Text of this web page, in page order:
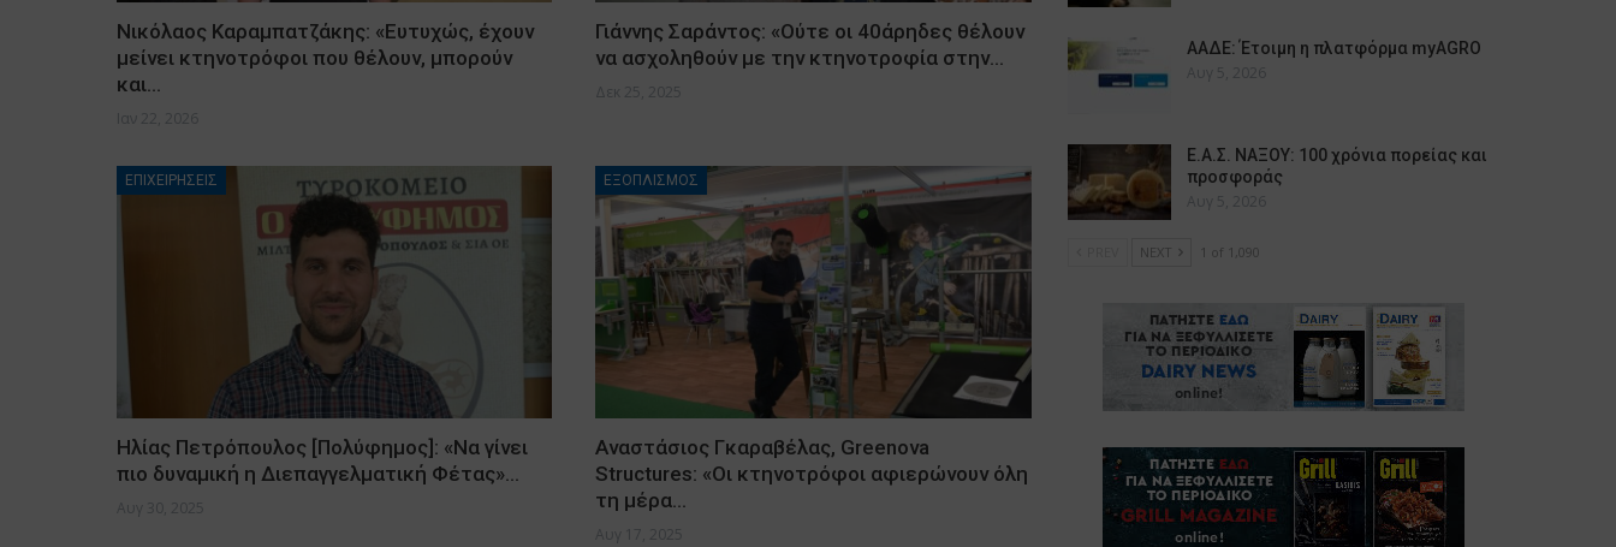
Νικόλαος Καραμπατζάκης: «Ευτυχώς, έχουν
μείνει κτηνοτρόφοι που θέλουν, μπορούν
και…
Ιαν 22, 2026
Γιάννης Σαράντος: «Ούτε οι 40άρηδες θέλουν
να ασχοληθούν με την κτηνοτροφία στην…
Δεκ 25, 2025
ΕΠΙΧΕΙΡΗΣΕΙΣ
Ηλίας Πετρόπουλος [Πολύφημος]: «Να γίνει
πιο δυναμική η Διεπαγγελματική Φέτας»…
Αυγ 30, 2025
ΕΞΟΠΛΙΣΜΟΣ
Αναστάσιος Γκαραβέλας, Greenova
Structures: «Οι κτηνοτρόφοι αφιερώνουν όλη
τη μέρα…
Αυγ 17, 2025
ΑΑΔΕ: Έτοιμη η πλατφόρμα myAGRO
Αυγ 5, 2026
Ε.Α.Σ. ΝΑΞΟΥ: 100 χρόνια πορείας και
προσφοράς
Αυγ 5, 2026
NEXT 1 of 1,090